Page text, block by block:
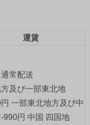
読む
、道具
運賃
常配送
及び一部東北地
一部東北地方及び中
990円 中国 四国地